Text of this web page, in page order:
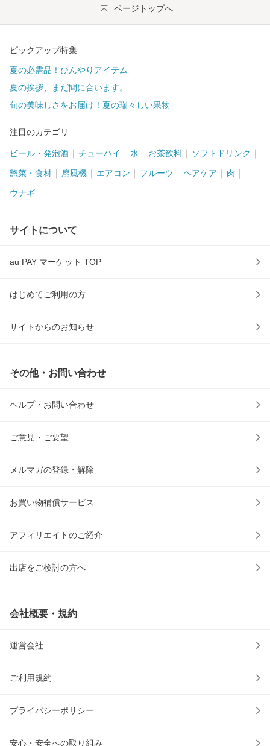
ページトップへ
ピックアップ特集
夏の必需品！ひんやりアイテム
夏の挨拶、まだ間に合います。
旬の美味しさをお届け！夏の瑞々しい果物
注目のカテゴリ
ビール・発泡酒 チューハイ 水 お茶飲料 ソフトドリンク
惣菜・食材 扇風機 エアコン フルーツ ヘアケア 肉
ウナギ
サイトについて
au PAY マーケット TOP
はじめてご利用の方
サイトからのお知らせ
その他・お問い合わせ
ヘルプ・お問い合わせ
ご意見・ご要望
メルマガの登録・解除
お買い物補償サービス
アフィリエイトのご紹介
出店をご検討の方へ
会社概要・規約
運営会社
ご利用規約
プライバシーポリシー
安心・安全への取り組み